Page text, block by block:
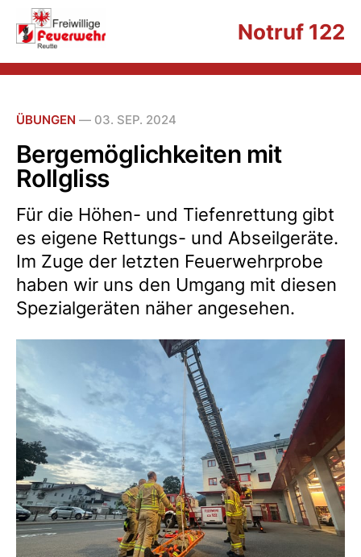
Notruf 122
ÜBUNGEN — 03. SEP. 2024
Bergemöglichkeiten mit
Rollgliss
Für die Höhen- und Tiefenrettung gibt
es eigene Rettungs- und Abseilgeräte.
Im Zuge der letzten Feuerwehrprobe
haben wir uns den Umgang mit diesen
Spezialgeräten näher angesehen.